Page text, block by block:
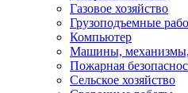
Газовое хозяйство
Грузоподъемные
Компьютер
Машины, механизмы,
Пожарная
Сельское хозяйство